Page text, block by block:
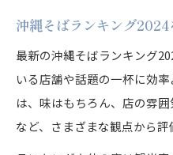
沖縄そばランキング
最新の沖縄そばランキング
いる店舗や話題の一杯に効
は、味はもちろん、店の雰
など、さまざまな観点から評